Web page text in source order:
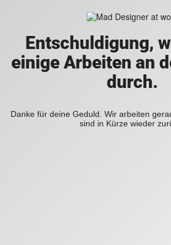
Entschuldigung,
einige Arbeiten an
durch.
Danke für deine Geduld. Wir arbeiten
sind in Kürze wieder